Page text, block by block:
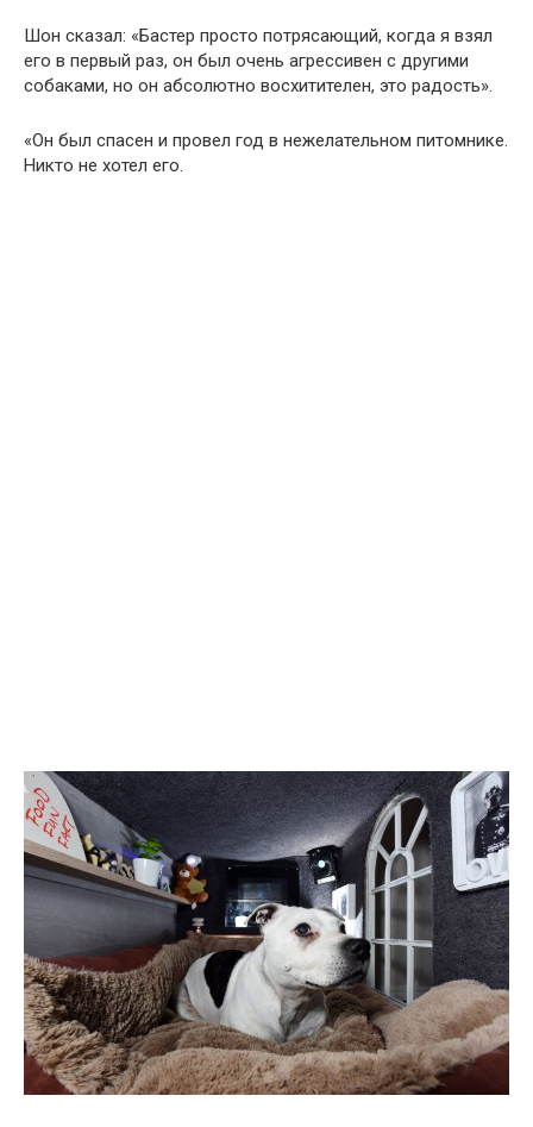
Шон сказал: «Бастер просто потрясающий, когда я взял
его в первый раз, он был очень агрессивен с другими
собаками, но он абсолютно восхитителен, это радость».
«Он был спасен и провел год в нежелательном питомнике.
Никто не хотел его.